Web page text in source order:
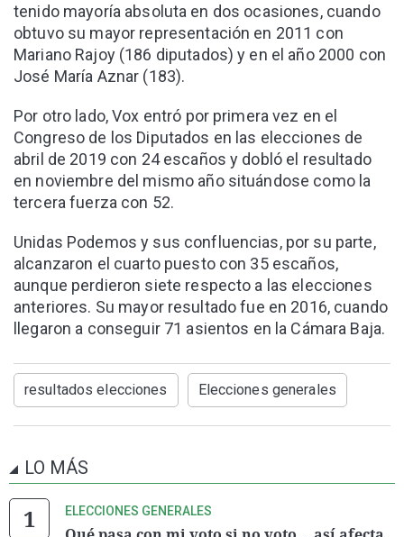
tenido mayoría absoluta en dos ocasiones, cuando
obtuvo su mayor representación en 2011 con
Mariano Rajoy (186 diputados) y en el año 2000 con
José María Aznar (183).
Por otro lado, Vox entró por primera vez en el
Congreso de los Diputados en las elecciones de
abril de 2019 con 24 escaños y dobló el resultado
en noviembre del mismo año situándose como la
tercera fuerza con 52.
Unidas Podemos y sus confluencias, por su parte,
alcanzaron el cuarto puesto con 35 escaños,
aunque perdieron siete respecto a las elecciones
anteriores. Su mayor resultado fue en 2016, cuando
llegaron a conseguir 71 asientos en la Cámara Baja.
resultados elecciones Elecciones generales
LO MÁS
ELECCIONES GENERALES